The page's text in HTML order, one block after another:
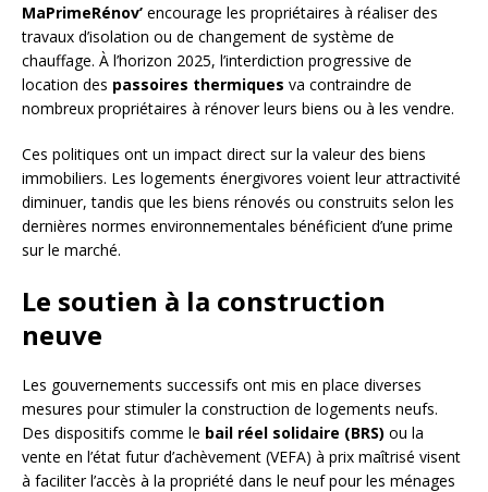
MaPrimeRénov’ encourage les propriétaires à réaliser des
travaux d’isolation ou de changement de système de
chauffage. À l’horizon 2025, l’interdiction progressive de
location des passoires thermiques va contraindre de
nombreux propriétaires à rénover leurs biens ou à les vendre.
Ces politiques ont un impact direct sur la valeur des biens
immobiliers. Les logements énergivores voient leur attractivité
diminuer, tandis que les biens rénovés ou construits selon les
dernières normes environnementales bénéficient d’une prime
sur le marché.
Le soutien à la construction
neuve
Les gouvernements successifs ont mis en place diverses
mesures pour stimuler la construction de logements neufs.
Des dispositifs comme le bail réel solidaire (BRS) ou la
vente en l’état futur d’achèvement (VEFA) à prix maîtrisé visent
à faciliter l’accès à la propriété dans le neuf pour les ménages